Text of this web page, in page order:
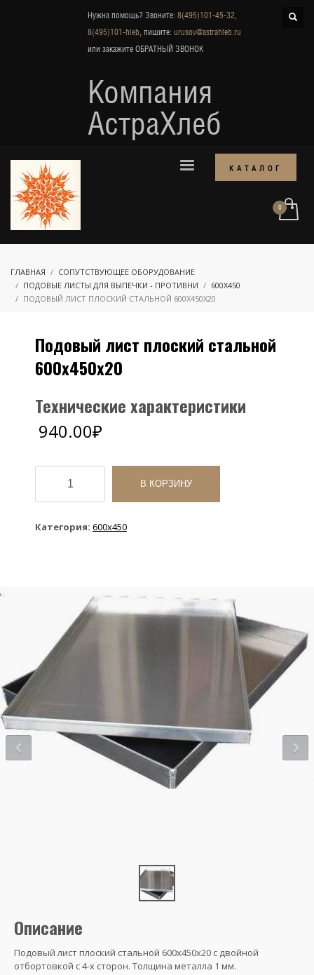
Нужна помощь? Звоните: 8(495)101-45-32,
8(495)101-hleb, пишите: urusov@astrahleb.ru
или закажите ОБРАТНЫЙ ЗВОНОК
Компания
АстраХлеб
КАТАЛОГ
ГЛАВНАЯ
СОПУТСТВУЮЩЕЕ ОБОРУДОВАНИЕ
ПОДОВЫЕ ЛИСТЫ ДЛЯ ВЫПЕЧКИ - ПРОТИВНИ
600Х450
ПОДОВЫЙ ЛИСТ ПЛОСКИЙ СТАЛЬНОЙ 600Х450Х20
Описание
Подовый лист плоский стальной 600х450х20 с двойной
отбортовкой с 4-х сторон. Толщина металла 1 мм.
Подовый лист плоский стальной
600х450х20
Технические характеристики
940.00₽
Количество
товара
Подовый
плоский
В КОРЗИНУ
Категория: 600х450